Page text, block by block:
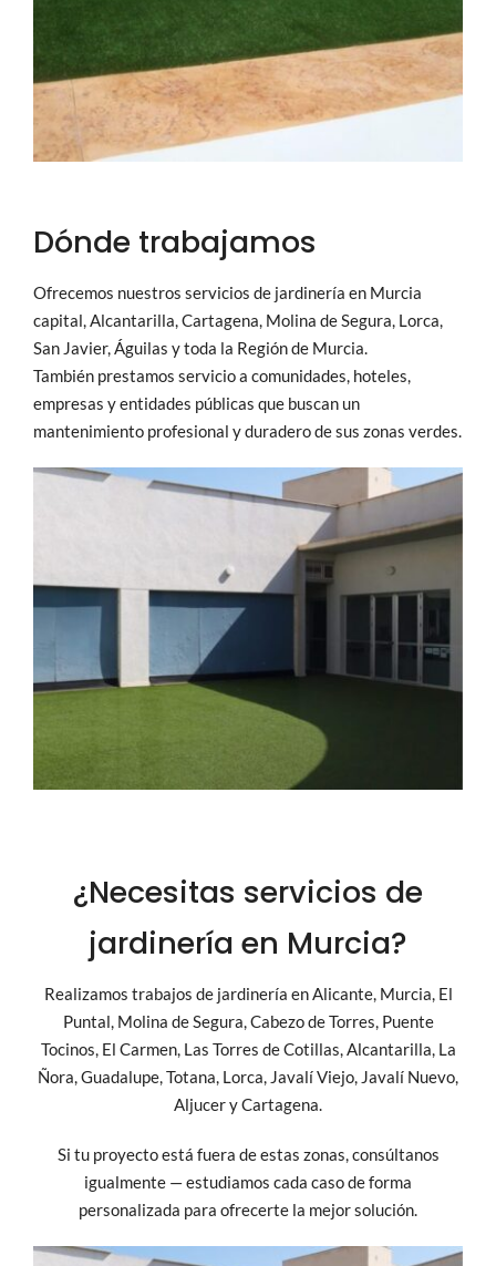
Dónde trabajamos
Ofrecemos nuestros servicios de jardinería en Murcia
capital, Alcantarilla, Cartagena, Molina de Segura, Lorca,
San Javier, Águilas y toda la Región de Murcia.
También prestamos servicio a comunidades, hoteles,
empresas y entidades públicas que buscan un
mantenimiento profesional y duradero de sus zonas verdes.
¿Necesitas servicios de
jardinería en Murcia?
Realizamos trabajos de jardinería en Alicante, Murcia, El
Puntal, Molina de Segura, Cabezo de Torres, Puente
Tocinos, El Carmen, Las Torres de Cotillas, Alcantarilla, La
Ñora, Guadalupe, Totana, Lorca, Javalí Viejo, Javalí Nuevo,
Aljucer y Cartagena.
Si tu proyecto está fuera de estas zonas, consúltanos
igualmente — estudiamos cada caso de forma
personalizada para ofrecerte la mejor solución.